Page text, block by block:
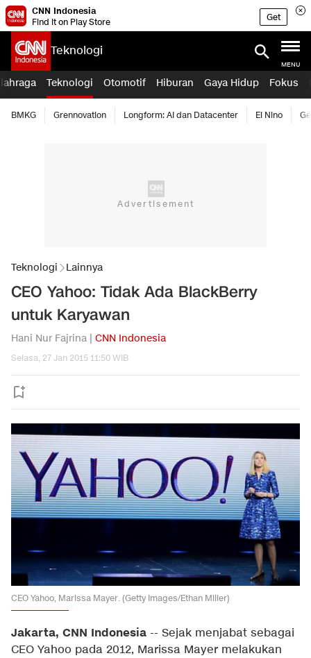
CNN Indonesia
Find it on Play Store
Get
Teknologi
MENU
Teknologi Otomotif Hiburan Gaya Hidup Fokus
BMKG Grennovation Longform: AI dan Datacenter El Nino
Teknologi Lainnya
CEO Yahoo: Tidak Ada BlackBerry
untuk Karyawan
Hani Nur Fajrina | CNN Indonesia
Selasa, 27 Jan 2015 11:50 WIB
CEO Yahoo, Marissa Mayer. (Getty Images/Ethan Miller)
Jakarta, CNN Indonesia -- Sejak menjabat sebagai
CEO Yahoo pada 2012, Marissa Mayer melakukan